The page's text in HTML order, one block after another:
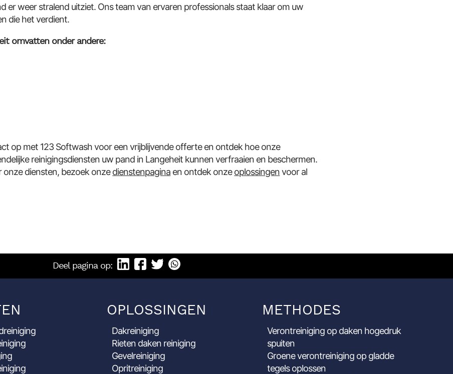
er weer stralend uitziet. Ons team van ervaren professionals staat klaar om uw
die het verdient.
omvatten onder andere:
op met 123 Softwash voor een vrijblijvende offerte en ontdek hoe onze
reinigingsdiensten uw pand in Langeheit kunnen verfraaien en beschermen.
diensten, bezoek onzedienstenpagina en ontdek onzeoplossingenvoor al
Deel pagina op:
OPLOSSINGEN
Dakreiniging
Rieten daken reiniging
Gevelreiniging
Opritreiniging
METHODES
Verontreiniging op daken hogedruk
spuiten
Groene verontreiniging op gladde
tegels oplossen